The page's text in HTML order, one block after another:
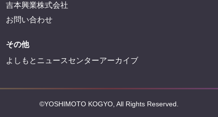
吉本興業株式会社
お問い合わせ
その他
よしもとニュースセンターアーカイブ
©YOSHIMOTO KOGYO, All Rights Reserved.